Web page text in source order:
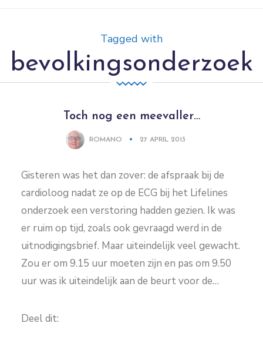
Tagged with
bevolkingsonderzoek
Toch nog een meevaller…
ROMANO 27 APRIL 2013
Gisteren was het dan zover: de afspraak bij de
cardioloog nadat ze op de ECG bij het Lifelines
onderzoek een verstoring hadden gezien. Ik was
er ruim op tijd, zoals ook gevraagd werd in de
uitnodigingsbrief. Maar uiteindelijk veel gewacht.
Zou er om 9.15 uur moeten zijn en pas om 9.50
uur was ik uiteindelijk aan de beurt voor de…
Deel dit: